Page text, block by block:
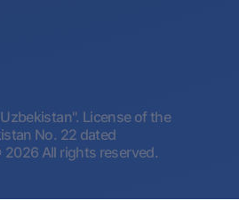
License of the
No. 22 dated
All rights reserved.